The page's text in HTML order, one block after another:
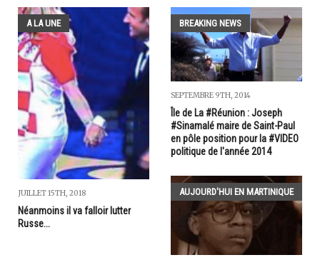
A LA UNE
JUILLET 15TH, 2018
Néanmoins il va falloir lutter
Russe...
BREAKING NEWS
SEPTEMBRE 9TH, 2014
Île de La #Réunion : Joseph
#Sinamalé maire de Saint-Paul
en pôle position pour la #VIDEO
politique de l'année 2014
AUJOURD'HUI EN MARTINIQUE